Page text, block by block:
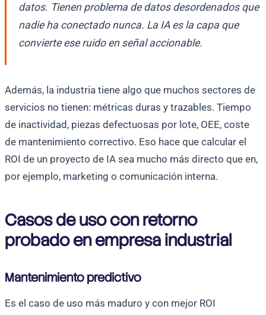
datos. Tienen problema de datos desordenados que
nadie ha conectado nunca. La IA es la capa que
convierte ese ruido en señal accionable.
Además, la industria tiene algo que muchos sectores de
servicios no tienen: métricas duras y trazables. Tiempo
de inactividad, piezas defectuosas por lote, OEE, coste
de mantenimiento correctivo. Eso hace que calcular el
ROI de un proyecto de IA sea mucho más directo que en,
por ejemplo, marketing o comunicación interna.
Casos de uso con retorno
probado en empresa industrial
Mantenimiento predictivo
Es el caso de uso más maduro y con mejor ROI